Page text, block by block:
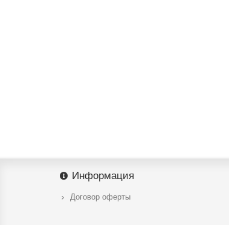
Информация
Договор оферты